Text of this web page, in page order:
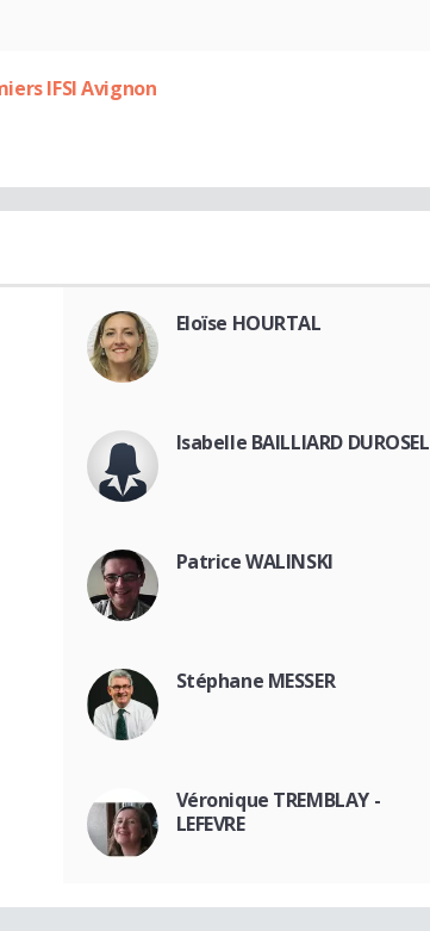
IFSI Avignon
Eloïse HOURTAL
Isabelle BAILLIARD DUROSEL
Patrice WALINSKI
Stéphane MESSER
Véronique TREMBLAY -
LEFEVRE